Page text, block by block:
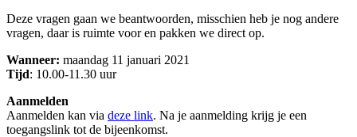
Deze vragen gaan we beantwoorden, misschien heb je nog andere
vragen, daar is ruimte voor en pakken we direct op.
Wanneer: maandag 11 januari 2021
Tijd: 10.00-11.30 uur
Aanmelden
Aanmelden kan via deze link. Na je aanmelding krijg je een
toegangslink tot de bijeenkomst.